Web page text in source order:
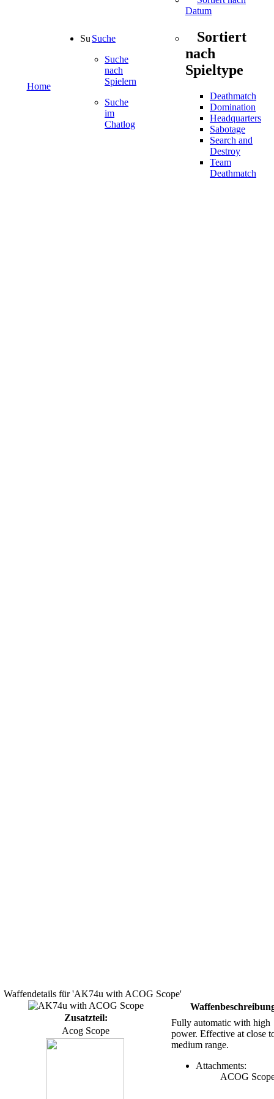
Home
Suche
Suche
nach
Spielern
Suche
im
Chatlog
Datum
Sortiert
nach
Spieltype
Deathmatch
Domination
Headquarters
Sabotage
Search and
Destroy
Team
Deathmatch
Waffendetails für 'AK74u with ACOG Scope'
Zusatzteil:
Acog Scope
Fully automatic with high
power. Effective at close
medium range.
Attachments:
ACOG